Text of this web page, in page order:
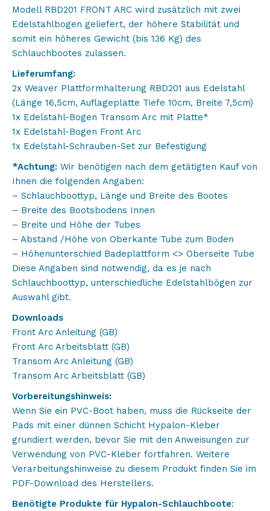
Modell RBD201 FRONT ARC wird zusätzlich mit zwei
Edelstahlbogen geliefert, der höhere Stabilität und
somit ein höheres Gewicht (bis 136 Kg) des
Schlauchbootes zulassen.
Lieferumfang:
2x Weaver Plattformhalterung RBD201 aus Edelstahl
(Länge 16,5cm, Auflageplatte Tiefe 10cm, Breite 7,5cm)
1x Edelstahl-Bogen Transom Arc mit Platte*
1x Edelstahl-Bogen Front Arc
1x Edelstahl-Schrauben-Set zur Befestigung
*Achtung: Wir benötigen nach dem getätigten Kauf von
Ihnen die folgenden Angaben:
– Schlauchboottyp, Länge und Breite des Bootes
– Breite des Bootsbodens Innen
– Breite und Höhe der Tubes
– Abstand /Höhe von Oberkante Tube zum Boden
– Höhenunterschied Badeplattform <> Oberseite Tube
Diese Angaben sind notwendig, da es je nach
Schlauchboottyp, unterschiedliche Edelstahlbögen zur
Auswahl gibt.
Downloads
Front Arc Anleitung (GB)
Front Arc Arbeitsblatt (GB)
Transom Arc Anleitung (GB)
Transom Arc Arbeitsblatt (GB)
Vorbereitungshinweis:
Wenn Sie ein PVC-Boot haben, muss die Rückseite der
Pads mit einer dünnen Schicht Hypalon-Kleber
grundiert werden, bevor Sie mit den Anweisungen zur
Verwendung von PVC-Kleber fortfahren. Weitere
Verarbeitungshinweise zu diesem Produkt finden Sie im
PDF-Download des Herstellers.
Benötigte Produkte für Hypalon-Schlauchboote: